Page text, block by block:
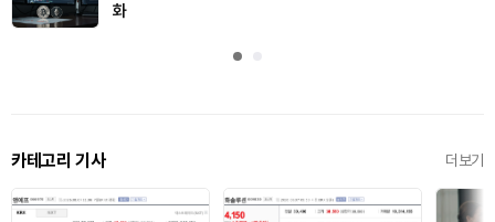
화
카테고리 기사 더보기